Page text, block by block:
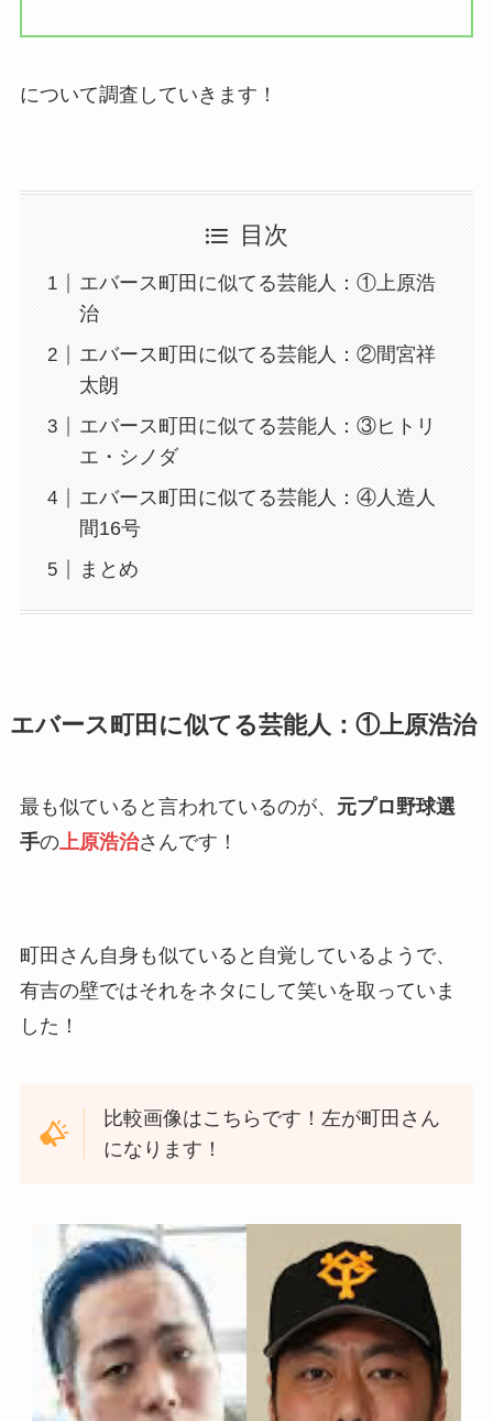
について調査していきます！
目次
エバース町田に似てる芸能人：①上原浩
治
エバース町田に似てる芸能人：②間宮祥
太朗
エバース町田に似てる芸能人：③ヒトリ
エ・シノダ
エバース町田に似てる芸能人：④人造人
間16号
まとめ
エバース町田に似てる芸能人：①上原浩治
最も似ていると言われているのが、 元プロ野球選
手の上原浩治さんです！
町田さん自身も似ていると自覚しているようで、
有吉の壁ではそれをネタにして笑いを取っていま
した！
比較画像はこちらです！左が町田さん
になります！